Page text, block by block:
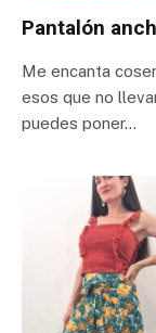
Pantalón
Me encanta
esos que no
puedes poner…